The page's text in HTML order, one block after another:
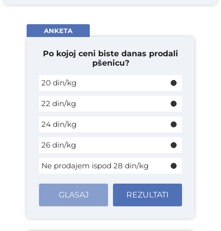
ANKETA
Po kojoj ceni biste danas prodali
pšenicu?
20 din/kg
22 din/kg
24 din/kg
26 din/kg
Ne prodajem ispod 28 din/kg
GLASAJ REZULTATI